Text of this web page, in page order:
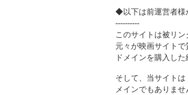
◆以下は前運営者様
----------
このサイトは被リン
元々が映画サイト
ドメインを購入し
そして、当サイト
メインでもありませ